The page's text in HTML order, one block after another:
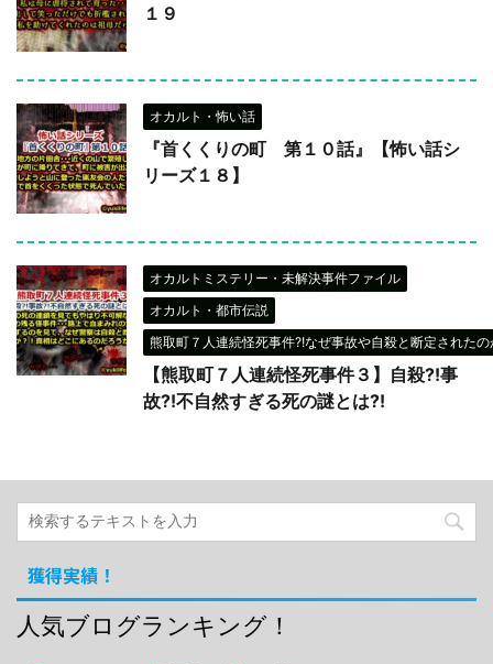
１９
オカルト・怖い話
『首くくりの町 第１０話』【怖い話シ
リーズ１８】
オカルトミステリー・未解決事件ファイル
オカルト・都市伝説
熊取町７人連続怪死事件?!なぜ事故や自殺と断定された
【熊取町７人連続怪死事件３】自殺?!事
故?!不自然すぎる死の謎とは?!
獲得実績！
人気ブログランキング！